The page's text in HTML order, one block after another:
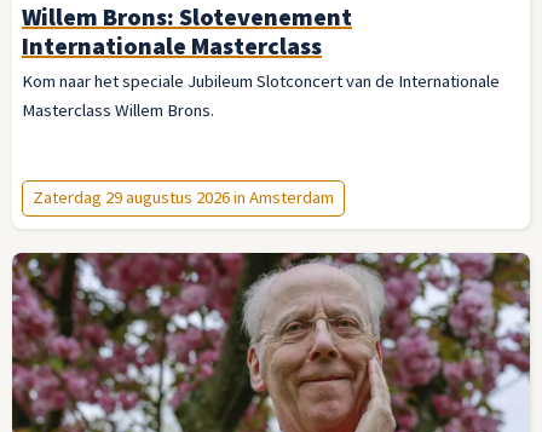
Willem Brons: Slotevenement
Internationale Masterclass
Kom naar het speciale Jubileum Slotconcert van de Internationale
Masterclass Willem Brons.
Zaterdag 29 augustus 2026 in Amsterdam